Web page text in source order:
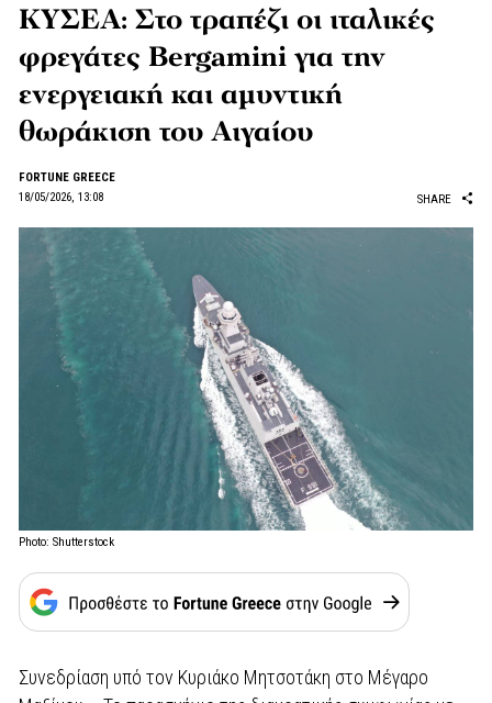
ΚΥΣΕΑ: Στο τραπέζι οι ιταλικές
φρεγάτες Bergamini για την
ενεργειακή και αμυντική
θωράκιση του Αιγαίου
FORTUNE GREECE
18/05/2026, 13:08
SHARE
Photo: Shutterstock
Συνεδρίαση υπό τον Κυριάκο Μητσοτάκη στο Μέγαρο